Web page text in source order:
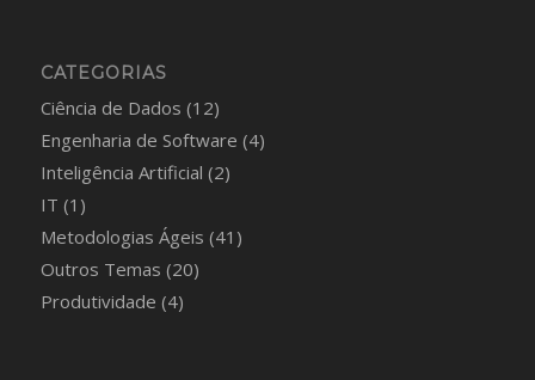
CATEGORIAS
Ciência de Dados (12)
Engenharia de Software (4)
Inteligência Artificial (2)
IT (1)
Metodologias Ágeis (41)
Outros Temas (20)
Produtividade (4)